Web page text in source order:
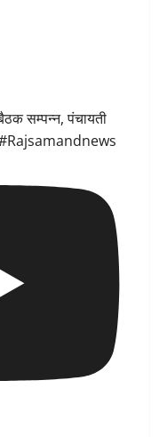
सम्पन्न, पंचायती
.#Rajsamandnews